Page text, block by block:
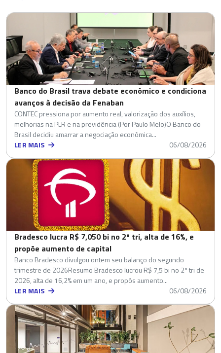
Banco do Brasil trava debate econômico e condiciona
avanços à decisão da Fenaban
CONTEC pressiona por aumento real, valorização dos auxílios,
melhorias na PLR e na previdência (Por Paulo Melo)O Banco do
Brasil decidiu amarrar a negociação econômica...
LER MAIS
06/08/2026
Bradesco lucra R$ 7,050 bi no 2º tri, alta de 16%, e
propõe aumento de capital
Banco Bradesco divulgou ontem seu balanço do segundo
trimestre de 2026Resumo Bradesco lucrou R$ 7,5 bi no 2º tri de
2026, alta de 16,2% em um ano, e propôs aumento...
LER MAIS
06/08/2026